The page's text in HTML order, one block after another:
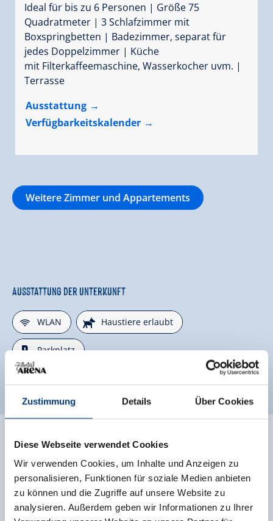
Zustimmung Details Über Cookies
Diese Webseite verwendet Cookies
Wir verwenden Cookies, um Inhalte und Anzeigen zu
personalisieren, Funktionen für soziale Medien anbieten
zu können und die Zugriffe auf unsere Website zu
analysieren. Außerdem geben wir Informationen zu Ihrer
Ideal für bis zu 6 Personen | Größe 75
Quadratmeter | 3 Schlafzimmer mit
Boxspringbetten | Badezimmer, separat für
jedes Doppelzimmer | Küche
mit Filterkaffeemaschine, Wasserkocher uvm. |
Terrasse
Ausstattung
Verfügbarkeitskalender
Weitere Zimmer und Appartements
Ausstattung der Unterkunft
🜉WLAN 🔮Haustiere erlaubt
🐈Parkplatz
weitere Ausstattungsmerkmale
Bewertungen